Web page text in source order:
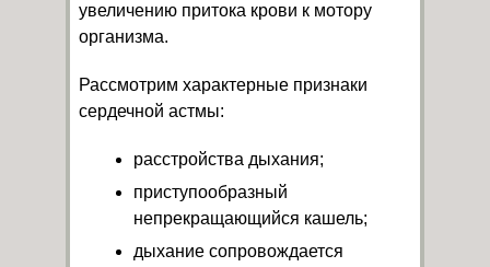
увеличению притока крови к мотору
организма.
Рассмотрим характерные признаки
сердечной астмы:
расстройства дыхания;
приступообразный
непрекращающийся кашель;
дыхание сопровождается